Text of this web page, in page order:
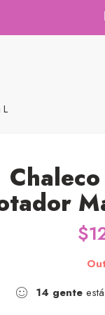
$
14 gente